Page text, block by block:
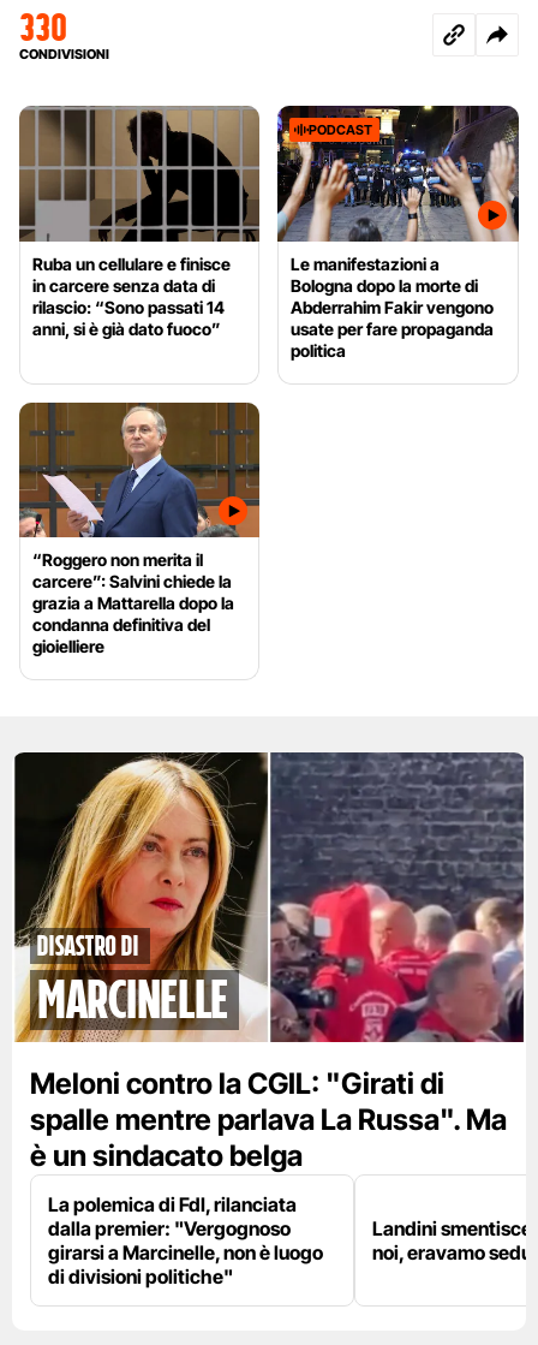
330
CONDIVISIONI
Ruba un cellulare e finisce
in carcere senza data di
rilascio: “Sono passati 14
anni, si è già dato fuoco”
PODCAST
Le manifestazioni a
Bologna dopo la morte di
Abderrahim Fakir vengono
usate per fare propaganda
politica
“Roggero non merita il
carcere”: Salvini chiede la
grazia a Mattarella dopo la
condanna definitiva del
gioielliere
disastro di
marcinelle
Meloni contro la CGIL: "Girati di
spalle mentre parlava La Russa". Ma
è un sindacato belga
La polemica di FdI, rilanciata
dalla premier: "Vergognoso
girarsi a Marcinelle, non è luogo
di divisioni politiche"
Landini
noi, eravamo